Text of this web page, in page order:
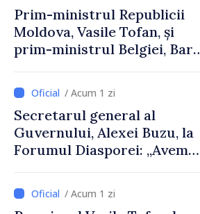
Prim-ministrul Republicii
Moldova, Vasile Tofan, și
prim-ministrul Belgiei, Bart
despre parcursul european
al Republicii Moldova.
/ Acum 1 zi
Secretarul general al
Guvernului, Alexei Buzu, la
Forumul Diasporei: „Avem
dumneavoastră pentru a
construi comunități mai
/ Acum 1 zi